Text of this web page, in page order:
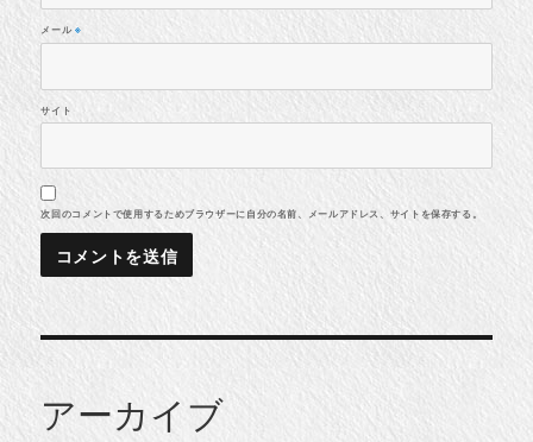
メール ※
サイト
次回のコメントで使用するためブラウザーに自分の名前、メールアドレス、サイトを保存する。
アーカイブ